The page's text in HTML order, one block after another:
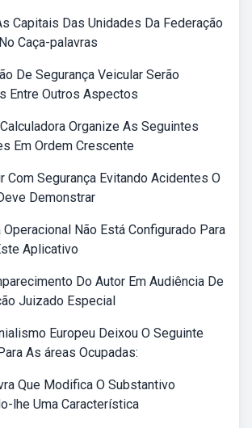
Capitais Das Unidades Da Federação
Caça-palavras
De Segurança Veicular Serão
Entre Outros Aspectos
Organize As Seguintes
Em Ordem Crescente
Com Segurança Evitando Acidentes O
Demonstrar
Não Está Configurado Para
Aplicativo
Do Autor Em Audiência De
Juizado Especial
Europeu Deixou O Seguinte
As áreas Ocupadas:
Que Modifica O Substantivo
lhe Uma Característica